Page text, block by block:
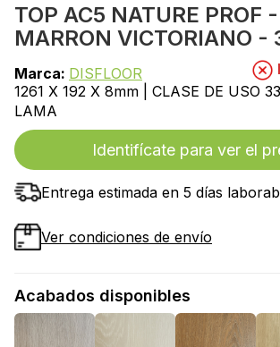
TOP AC5 NATURE PROF
MARRON VICTORIANO -
Marca: DISFLOOR
1261 X 192 X 8mm | CLASE DE USO
LAMA
Identifícate para ver el
Entrega estimada en 5 días
Ver condiciones de envío
Acabados disponibles